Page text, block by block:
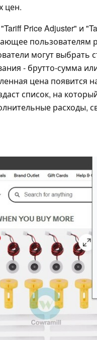
цен.
Price Adjuster" и
пользователям
могут выбрать
- брутто-сумма
цена появится
список, на
расходы,